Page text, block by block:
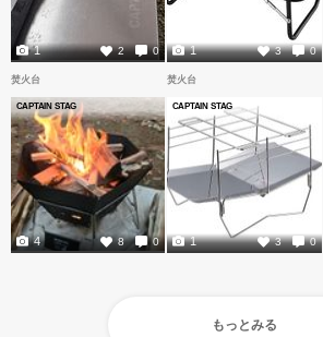
2 0
1 3 0
1
焚火台
CAPTAIN STAG
8 0
4
焚火台
CAPTAIN STAG
3 0
1
もっとみる